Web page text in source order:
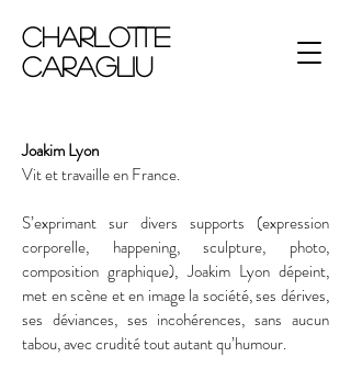
Charlotte
Caragliu
Joakim Lyon
Vit et travaille en France.
S’exprimant sur divers supports (expression
corporelle, happening, sculpture, photo,
composition graphique), Joakim Lyon dépeint,
met en scène et en image la société, ses dérives,
ses déviances, ses incohérences, sans aucun
tabou, avec crudité tout autant qu’humour.